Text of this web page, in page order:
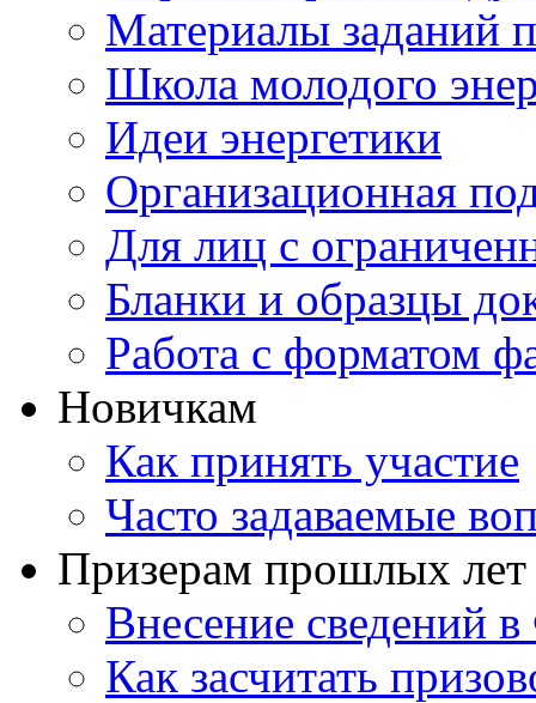
Материалы заданий
Школа молодого
Идеи энергетики
Организационная
Для лиц с
Бланки и образцы
Работа с форматом
Новичкам
Как принять участие
Часто задаваемые
Призерам прошлых лет
Внесение
Как засчитать